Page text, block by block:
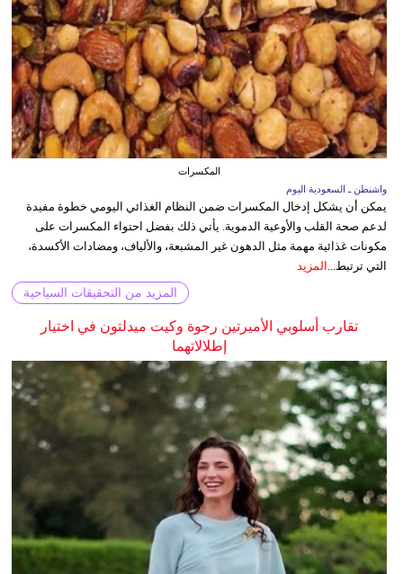
المكسرات
واشنطن ـ السعودية اليوم
يمكن أن يشكل إدخال المكسرات ضمن النظام الغذائي اليومي خطوة مفيدة
لدعم صحة القلب والأوعية الدموية. يأتي ذلك بفضل احتواء المكسرات على
مكونات غذائية مهمة مثل الدهون غير المشبعة، والألياف، ومضادات الأكسدة،
التي ترتبط... المزيد
المزيد من التحقيقات السياحية
تقارب أسلوبي الأميرتين رجوة وكيت ميدلتون في اختيار
إطلالاتهما